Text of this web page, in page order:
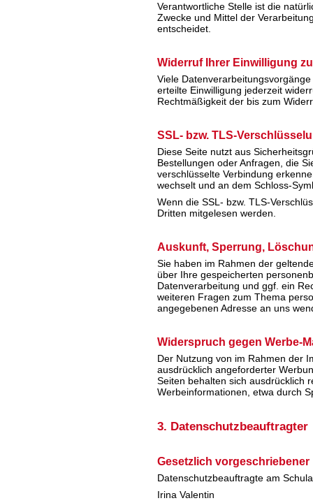
Verantwortliche Stelle ist die
Zwecke und Mittel der
entscheidet.
Widerruf Ihrer Einwilligung
Viele
erteilte Einwilligung jederzeit
Rechtmäßigkeit der bis zum
SSL- bzw. TLS-
Diese Seite nutzt aus
Bestellungen oder Anfragen, die
verschlüsselte Verbindung
wechselt und an dem Schloss-
Wenn die SSL- bzw. TLS-
Dritten mitgelesen werden.
Auskunft, Sperrung,
Sie haben im Rahmen der
über Ihre gespeicherten
Datenverarbeitung und ggf. ein
weiteren Fragen zum Thema
angegebenen Adresse an uns
Widerspruch gegen Werbe-
Der Nutzung von im Rahmen der
ausdrücklich angeforderter
Seiten behalten sich ausdrücklich
Werbeinformationen, etwa durch
3. Datenschutzbeauftragter
Gesetzlich
Datenschutzbeauftragte am
Irina Valentin